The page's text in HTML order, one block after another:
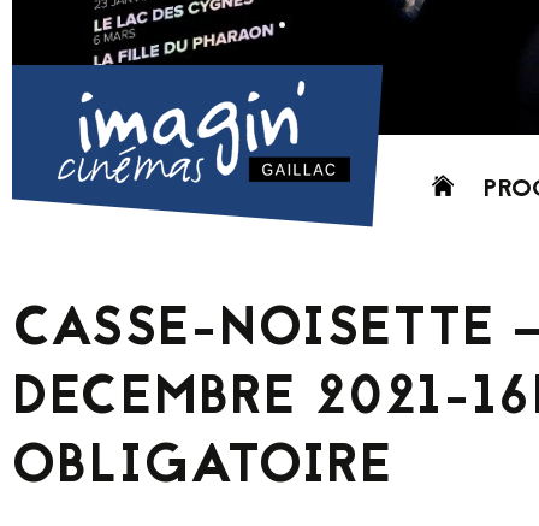
Aller
CASSE-NOISETTE
DECEMBRE 2021-
OBLIGATOIRE